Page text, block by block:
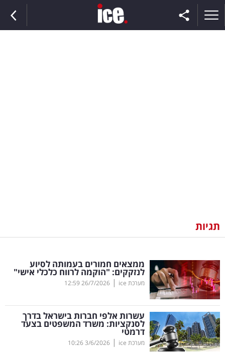
וצרכנות
דיגיטל
וטק
שיווק
ופרסום
משפט
תגיות
ממצאים חמורים בעמותה לסיוע
לנזקקים: "הוקמה לרווח כלכלי אישי"
מערכת ice |
26/7/2026
12:59
עשרות אלפי חברות בישראל בדרך
לסנקציות: משרד המשפטים בצעד
דרמטי
מערכת ice |
3/6/2026
10:26